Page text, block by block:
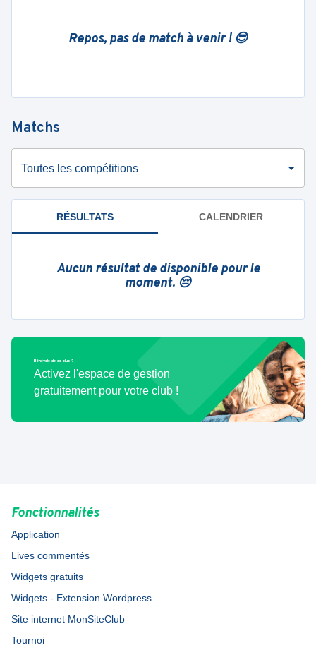
Repos, pas de match à venir ! 😎
Matchs
Toutes les compétitions
RÉSULTATS CALENDRIER
Aucun résultat de disponible pour le
moment. 😔
Bénévole de ce club ?
Activez l'espace de gestion
gratuitement pour votre club !
Fonctionnalités
Application
Lives commentés
Widgets gratuits
Widgets - Extension Wordpress
Site internet MonSiteClub
Tournoi